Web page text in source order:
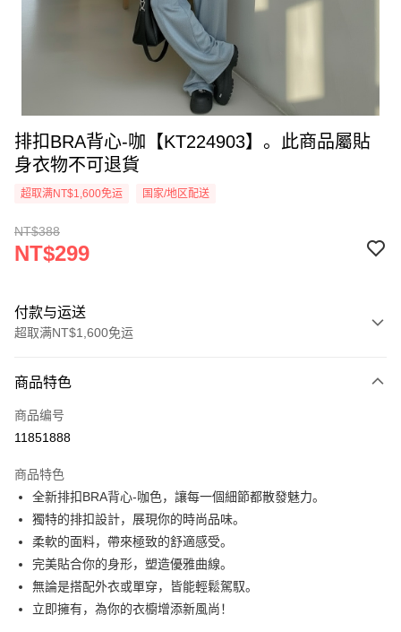
排扣BRA背心-咖【KT224903】。此商品屬貼
身衣物不可退貨
超取满NT$1,600免运 国家/地区配送
NT$388
NT$299
付款与运送
超取满NT$1,600免运
信用卡一次付款
超商取货付款
Apple Pay
街口支付
Google Pay
大哥付你分期
相关说明
商品特色
商品编号
11851888
商品特色
全新排扣BRA背心-咖色，讓每一個細節都散發魅力。
獨特的排扣設計，展現你的時尚品味。
柔軟的面料，帶來極致的舒適感受。
完美貼合你的身形，塑造優雅曲線。
無論是搭配外衣或單穿，皆能輕鬆駕馭。
立即擁有，為你的衣櫥增添新風尚！